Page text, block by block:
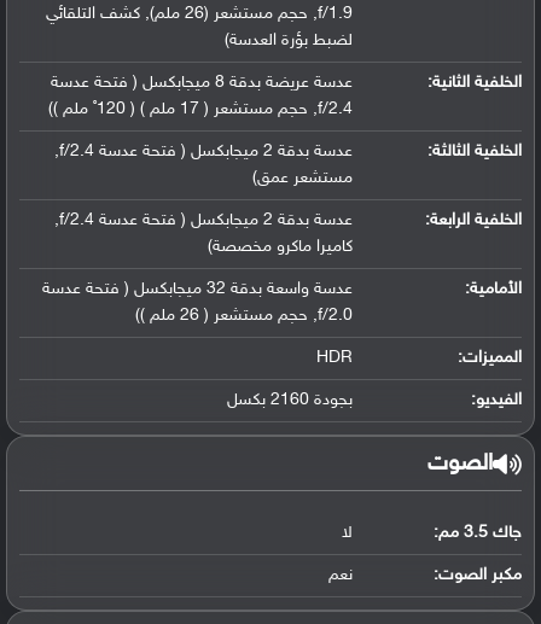
f/1.9, حجم مستشعر (26 ملم), كشف التلقائي
لضبط بؤرة العدسة)
الخلفية الثانية:
عدسة عريضة بدقة 8 ميجابكسل ( فتحة عدسة
f/2.4, حجم مستشعر ( 17 ملم ) ( 120˚ ملم ))
الخلفية الثالثة:
عدسة بدقة 2 ميجابكسل ( فتحة عدسة f/2.4,
مستشعر عمق)
الخلفية الرابعة:
عدسة بدقة 2 ميجابكسل ( فتحة عدسة f/2.4,
كاميرا ماكرو مخصصة)
الأمامية:
عدسة واسعة بدقة 32 ميجابكسل ( فتحة عدسة
f/2.0, حجم مستشعر ( 26 ملم ))
المميزات: HDR
الفيديو: بجودة 2160 بكسل
الصوت
جاك 3.5 مم: لا
مكبر الصوت: نعم